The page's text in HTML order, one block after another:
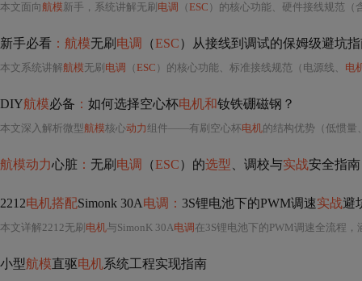
本文面向航模新手，系统讲解无刷 电调 （ESC ）的核心功能、硬件接线规范（
新手必看 ：航模无刷 电调 （ESC）从接线到调试的保姆级避坑
本文系统讲解航模无刷 电调 （ESC ）的核心功能、标准接线规范（电源线、 电
DIY航模必备 ： 如何选择空心杯电机和钕铁硼磁钢？
本文深入解析微型航模核心动力组件——有刷空心杯电机的结构优势（低惯量、高响
航模动力心脏 ： 无刷 电调 （ESC）的选型 、调校与实战安全指南
2212电机搭配Simonk 30A电调： 3S锂电池下的PWM调速实战避
本文详解2212无刷 电机与SimonK 30A电调在3S锂电池下的PWM调速全流程，
小型航模直驱电机系统工程实现指南